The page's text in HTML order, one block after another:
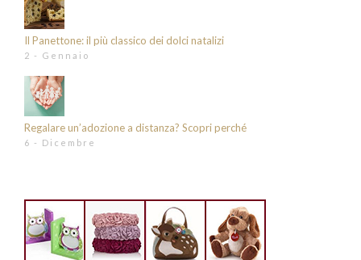
Il Panettone: il più classico dei dolci natalizi
2 - Gennaio
Regalare un’adozione a distanza? Scopri perché
6 - Dicembre